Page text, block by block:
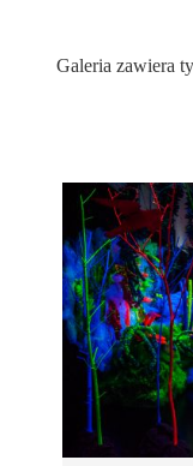
Galeria zawiera